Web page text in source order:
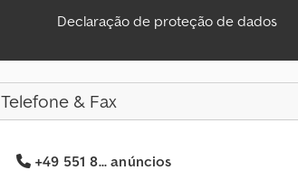
Declaração de proteção de dados
Telefone & Fax
+49 551 8... anúncios